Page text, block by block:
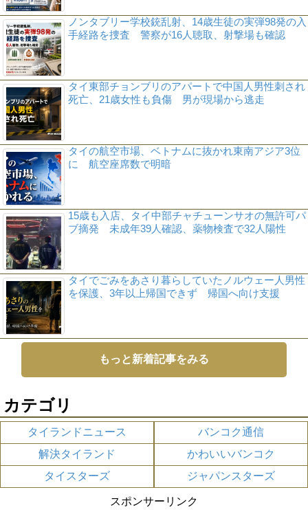
ノンタブリー学校銃乱射、14歳生徒の実弾98発の入
手経路を捜査 警察が16人聴取、射撃場も確認
タイ東部チョンブリのアパートで中国人男性刺され
死亡、21歳女性も負傷 男が現場から逃走
タイの航空市場、ベトナムに抜かれ東南アジア3位
に 航空座席数で明暗
15歳も入店、タイ中部チャチューンサオの無許可パ
ブ摘発 未成年39人確認、薬物検査で32人陽性
タイでごみをあさり暮らしていたノルウェー人男性
を保護、3年以上帰国できず 帰国へ向け支援
もっと新着記事をみる
カテゴリ
タイランドニュース
バンコク通信
解決タイランド
かわいいバンコク
タイスターズ
ジャパンスターズ
スポンサーリンク